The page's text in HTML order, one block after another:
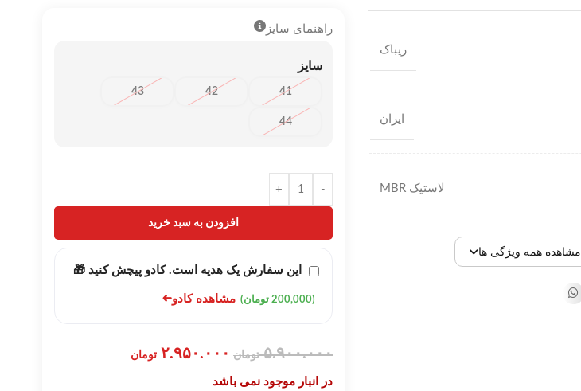
ریباک
ایران
لاستیک MBR
مشاهده همه ویژگی ها
راهنمای سایز
سایز
41
42
43
44
-
+
افزودن به سبد خرید
این سفارش یک هدیه است. کادو پیچش کنید 🎁
(200,000 تومان) مشاهده کادو➜
۵.۹۰۰.۰۰۰ تومان ۲.۹۵۰.۰۰۰ تومان
در انبار موجود نمی باشد